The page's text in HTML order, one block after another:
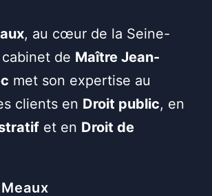
, au cœur de la Seine-
de Maître Jean-
met son expertise au
clients en Droit public, en
et en Droit de